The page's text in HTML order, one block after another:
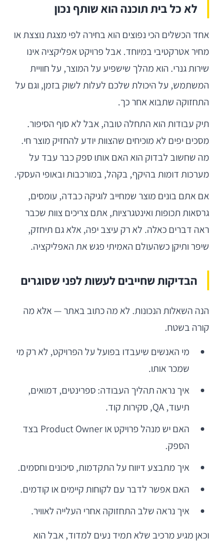
לא כל בית תוכנה הוא שותף נכון
אחד הכשלים הכי נפוצים הוא בחירה לפי מצגת נוצצת או
מחיר אטרקטיבי במיוחד. אבל פרויקט אפליקציה אינו
שירות גנרי. הוא מהלך שישפיע על המוצר, על חוויית
המשתמש, על היכולת שלכם לעלות לשוק בזמן, וגם על
התחזוקה שתבוא אחר כך.
תיק עבודות הוא התחלה טובה, אבל לא סוף הסיפור.
מסכים יפים לא מוכיחים שהצוות יודע להחזיק מוצר חי.
מה שחשוב לבדוק הוא האם אותו ספק כבר עבד על
מערכות דומות בהיקף, בקהל, במורכבות ובאופי העסקי.
אם אתם בונים מוצר שמחייב לוגיקה כבדה, עומסים,
גרסאות תכופות ואינטגרציות, אתם צריכים צוות שכבר
ראה דברים כאלה. לא רק עיצב יפה, אלא גם תיחזק,
שיפר ותיקן כשהעולם האמיתי פגש את האפליקציה.
הבדיקות שחייבים לעשות לפני שסוגרים
הנה השאלות הנכונות. לא מה כתוב באתר — אלא מה
קורה בשטח.
מי האנשים שיעבדו בפועל על הפרויקט, לא רק מי
שמכר אותו.
איך נראה תהליך העבודה: ספרינטים, דמואים,
תיעוד, QA, סקירות קוד.
האם יש מנהל פרויקט או Product Owner בצד
הספק.
איך מתבצע דיווח על התקדמות, סיכונים וחסמים.
האם אפשר לדבר עם לקוחות קיימים או קודמים.
איך נראה שלב התחזוקה אחרי העלייה לאוויר.
וכאן מגיע מרכיב שלא תמיד נעים למדוד, אבל הוא